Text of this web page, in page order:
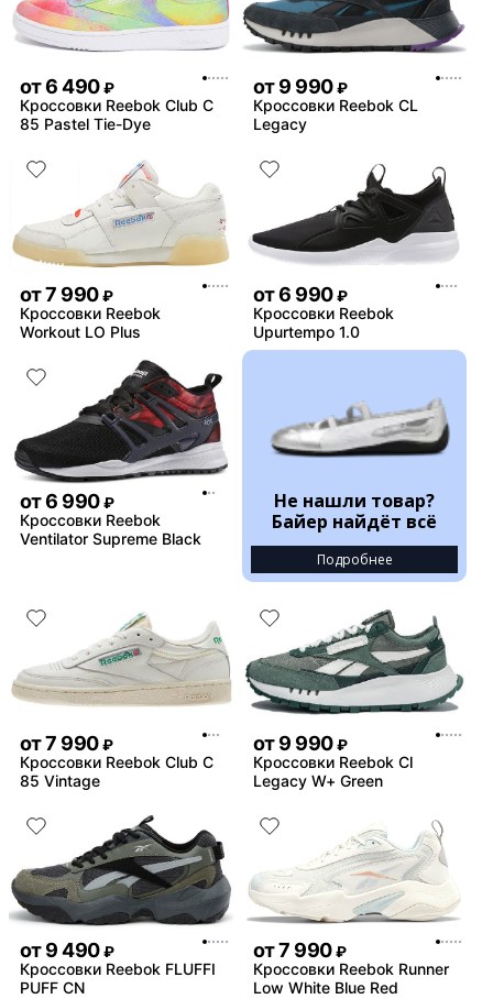
от6 490 ₽
Кроссовки Reebok Club C
85 Pastel Tie-Dye
от9 990 ₽
Кроссовки Reebok CL
Legacy
от7 990 ₽
Кроссовки Reebok
Workout LO Plus
от6 990 ₽
Кроссовки Reebok
Upurtempo 1.0
от6 990 ₽
Кроссовки Reebok
Ventilator Supreme Black
Не нашли товар?
Байер найдёт всё
Подробнее
от7 990 ₽
Кроссовки Reebok Club C
85 Vintage
от9 990 ₽
Кроссовки Reebok Cl
Legacy W+ Green
от9 490 ₽
Кроссовки Reebok FLUFFI
PUFF CN
от7 990 ₽
Кроссовки Reebok Runner
Low White Blue Red